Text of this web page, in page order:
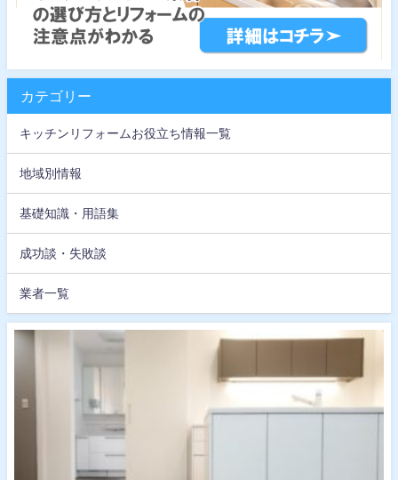
カテゴリー
キッチンリフォームお役立ち情報一覧
地域別情報
基礎知識・用語集
成功談・失敗談
業者一覧